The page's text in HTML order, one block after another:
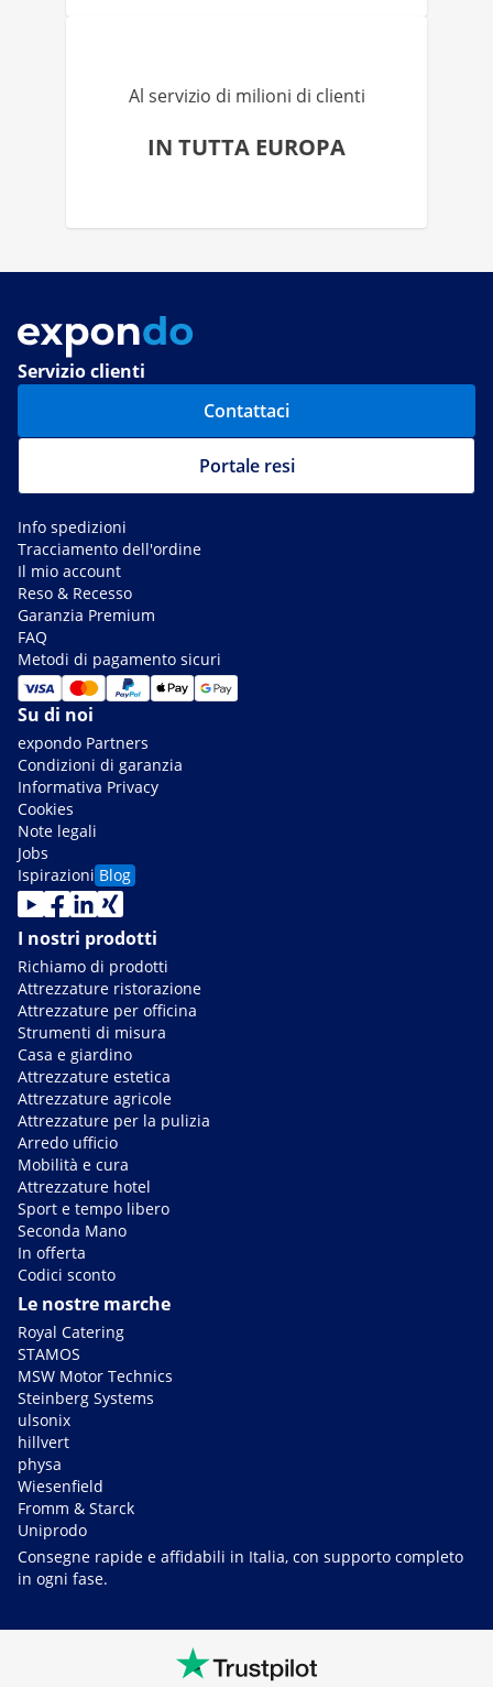
Al servizio di milioni di clienti
IN TUTTA EUROPA
Servizio clienti
Contattaci
Portale resi
Info spedizioni
Tracciamento dell'ordine
Il mio account
Reso & Recesso
Garanzia Premium
FAQ
Metodi di pagamento sicuri
Su di noi
expondo Partners
Condizioni di garanzia
Informativa Privacy
Cookies
Note legali
Jobs
Ispirazioni Blog
I nostri prodotti
Richiamo di prodotti
Attrezzature ristorazione
Attrezzature per officina
Strumenti di misura
Casa e giardino
Attrezzature estetica
Attrezzature agricole
Attrezzature per la pulizia
Arredo ufficio
Mobilità e cura
Attrezzature hotel
Sport e tempo libero
Seconda Mano
In offerta
Codici sconto
Le nostre marche
Royal Catering
STAMOS
MSW Motor Technics
Steinberg Systems
ulsonix
hillvert
physa
Wiesenfield
Fromm & Starck
Uniprodo
Consegne rapide e affidabili in Italia, con supporto completo
in ogni fase.